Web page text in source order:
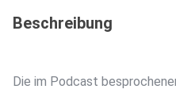
Beschreibung
Die im Podcast